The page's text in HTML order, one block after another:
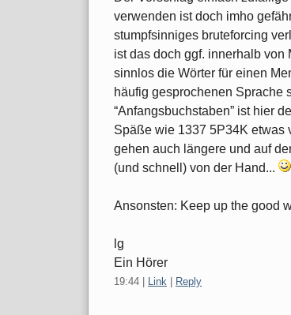
verwenden ist doch imho
stumpfsinniges bruteforcing
ist das doch ggf. innerhalb
sinnlos die Wörter für einen
häufig gesprochenen Sprache
“Anfangsbuchstaben” ist hier
Späße wie 1337 5P34K etwas
gehen auch längere und auf
(und schnell) von der Hand...
Ansonsten: Keep up the good
lg
Ein Hörer
19:44 Link Reply